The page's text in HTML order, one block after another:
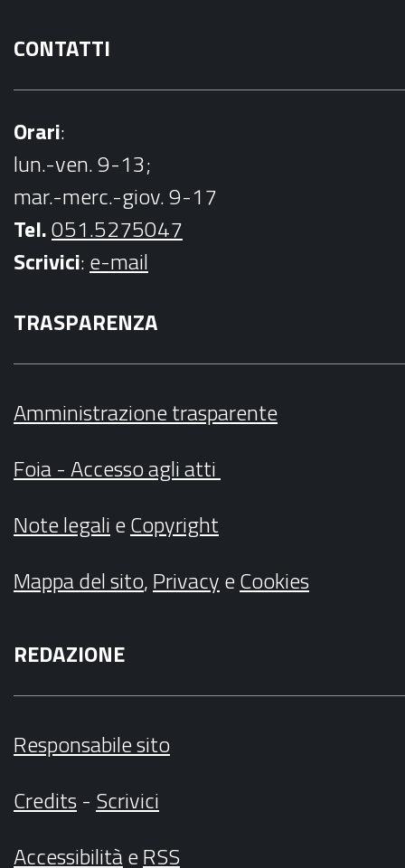
CONTATTI
Orari:
lun.-ven. 9-13;
mar.-merc.-giov. 9-17
Tel.051.5275047
Scrivici:e-mail
TRASPARENZA
Amministrazione trasparente
Foia - Accesso agli atti
Note legalieCopyright
Mappa del sito,PrivacyeCookies
REDAZIONE
Responsabile sito
Credits- Scrivici
AccessibilitàeRSS